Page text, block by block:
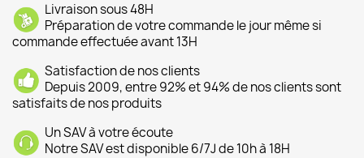
Livraison sous 48H
Préparation de votre commande le jour même si
commande effectuée avant 13H
Satisfaction de nos clients
Depuis 2009, entre 92% et 94% de nos clients sont
satisfaits de nos produits
Un SAV à votre écoute
Notre SAV est disponible 6/7J de 10h à 18H